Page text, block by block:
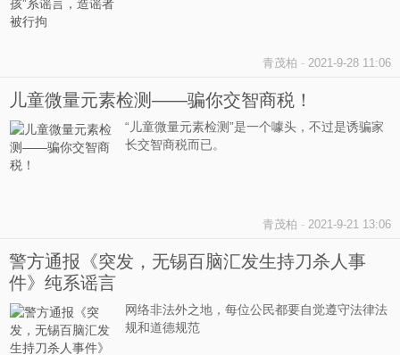
青茂柏 - 2021-9-28 11:06
儿童微量元素检测——骗你交智商税！
“儿童微量元素检测”是一个噱头，不过是诱骗家
长交智商税而已。
青茂柏 - 2021-9-21 13:06
警方通报《突发，无锡百脑汇发生持刀杀人事
件》纯系谣言
网络非法外之地，每位公民都要自觉遵守法律法
规和道德规范